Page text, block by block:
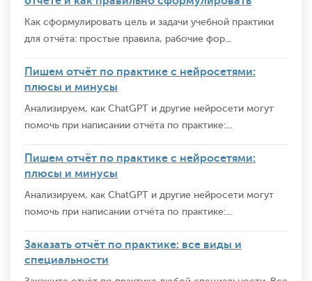
Как сформулировать цель и задачи учебной практики
для отчёта: простые правила, рабочие фор...
Пишем отчёт по практике с нейросетями:
плюсы и минусы
Анализируем, как ChatGPT и другие нейросети могут
помочь при написании отчёта по практике:...
Пишем отчёт по практике с нейросетями:
плюсы и минусы
Анализируем, как ChatGPT и другие нейросети могут
помочь при написании отчёта по практике:...
Заказать отчёт по практике: все виды и
специальности